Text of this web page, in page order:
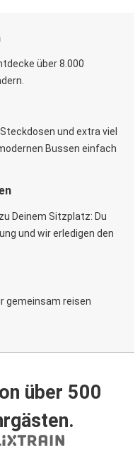
über 8.000
und extra viel
Bussen einfach
Deinem Sitzplatz: Du
und wir erledigen den
gemeinsam reisen
über 500